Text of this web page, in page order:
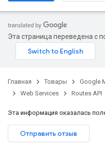
Эта страница переведена с
Главная Товары Google
Web Services
Routes API
Эта информация оказалась
Отправить отзыв